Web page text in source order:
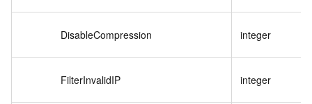
DisableCompression integer
FilterInvalidIP integer